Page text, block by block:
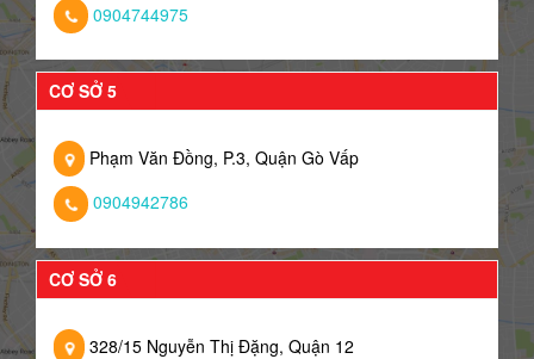
0904744975
CƠ SỞ 5
Phạm Văn Đồng, P.3, Quận Gò Vấp
0904942786
CƠ SỞ 6
328/15 Nguyễn Thị Đặng, Quận 12